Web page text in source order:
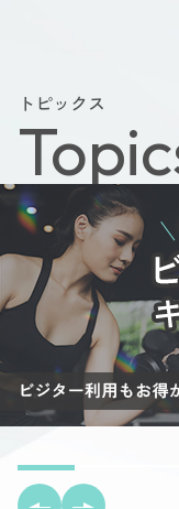
トピックス